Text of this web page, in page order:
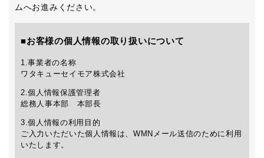
ムへお進みください。
■お客様の個人情報の取り扱いについて
1.事業者の名称
ワタキューセイモア株式会社
2.個人情報保護管理者
総務人事本部 本部長
3.個人情報の利用目的
ご入力いただいた個人情報は、WMNメール送信のために利用
いたします。